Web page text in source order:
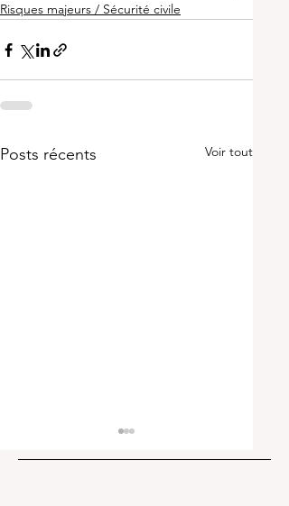
Risques majeurs / Sécurité civile
Posts récents Voir tout